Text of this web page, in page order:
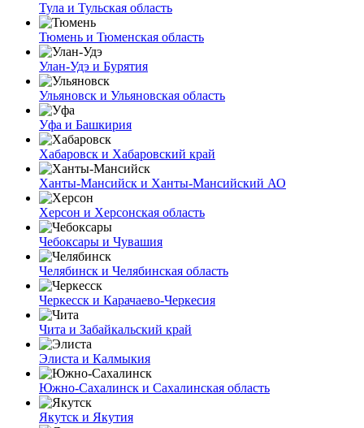
Тула и Тульская область
Тюмень и Тюменская область
Улан-Удэ и Бурятия
Ульяновск и Ульяновская область
Уфа и Башкирия
Хабаровск и Хабаровский край
Ханты-Мансийск и Ханты-Мансийский АО
Херсон и Херсонская область
Чебоксары и Чувашия
Челябинск и Челябинская область
Черкесск и Карачаево-Черкесия
Чита и Забайкальский край
Элиста и Калмыкия
Южно-Сахалинск и Сахалинская область
Якутск и Якутия